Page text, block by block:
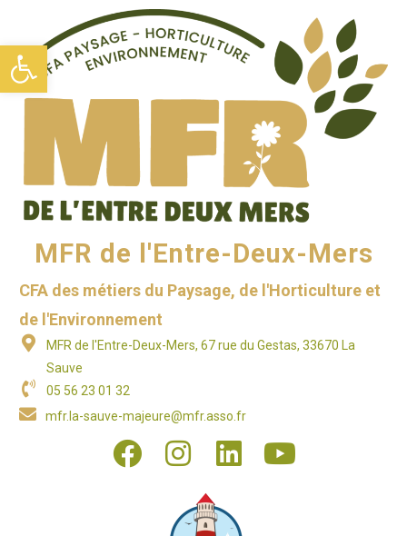
Ouvrir la barre d’outils
MFR de l'Entre-Deux-Mers
CFA des métiers du Paysage, de l'Horticulture et
de l'Environnement
MFR de l'Entre-Deux-Mers, 67 rue du Gestas, 33670 La
Sauve
05 56 23 01 32
mfr.la-sauve-majeure@mfr.asso.fr